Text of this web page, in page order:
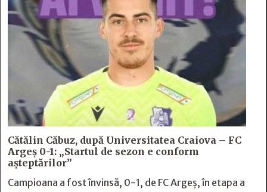
Cătălin Căbuz, după Universitatea Craiova – FC
Argeș 0-1: „Startul de sezon e conform
așteptărilor”
Campioana a fost învinsă, 0-1, de FC Argeș, în etapa a